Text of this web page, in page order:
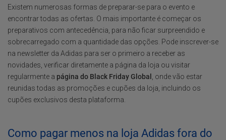
Existem numerosas formas de preparar-se para o evento e
encontrar todas as ofertas. O mais importante é começar os
preparativos com antecedência, para não ficar surpreendido e
sobrecarregado com a quantidade das opções. Pode inscrever-se
na newsletter da Adidas para ser o primeiro a receber as
novidades, verificar diretamente a página da loja ou visitar
regularmente a página do Black Friday Global
, onde vão estar
reunidas todas as promoções e cupões da loja, incluindo os
cupões exclusivos desta plataforma.
Como pagar menos na loja Adidas fora do